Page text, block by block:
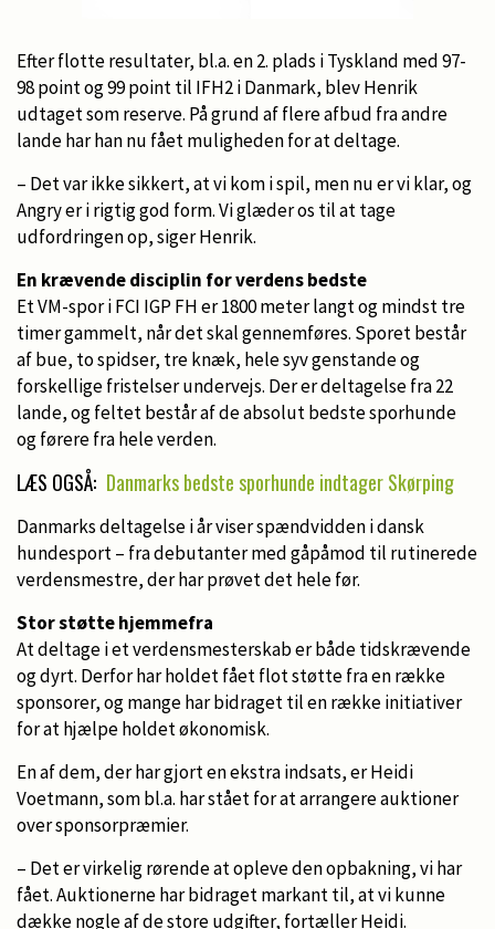
Efter flotte resultater, bl.a. en 2. plads i Tyskland med 97-
98 point og 99 point til IFH2 i Danmark, blev Henrik
udtaget som reserve. På grund af flere afbud fra andre
lande har han nu fået muligheden for at deltage.
– Det var ikke sikkert, at vi kom i spil, men nu er vi klar, og
Angry er i rigtig god form. Vi glæder os til at tage
udfordringen op, siger Henrik.
En krævende disciplin for verdens bedste
Et VM-spor i FCI IGP FH er 1800 meter langt og mindst tre
timer gammelt, når det skal gennemføres. Sporet består
af bue, to spidser, tre knæk, hele syv genstande og
forskellige fristelser undervejs. Der er deltagelse fra 22
lande, og feltet består af de absolut bedste sporhunde
og førere fra hele verden.
LÆS OGSÅ: Danmarks bedste sporhunde indtager Skørping
Danmarks deltagelse i år viser spændvidden i dansk
hundesport – fra debutanter med gåpåmod til rutinerede
verdensmestre, der har prøvet det hele før.
Stor støtte hjemmefra
At deltage i et verdensmesterskab er både tidskrævende
og dyrt. Derfor har holdet fået flot støtte fra en række
sponsorer, og mange har bidraget til en række initiativer
for at hjælpe holdet økonomisk.
En af dem, der har gjort en ekstra indsats, er Heidi
Voetmann, som bl.a. har stået for at arrangere auktioner
over sponsorpræmier.
– Det er virkelig rørende at opleve den opbakning, vi har
fået. Auktionerne har bidraget markant til, at vi kunne
dække nogle af de store udgifter, fortæller Heidi.